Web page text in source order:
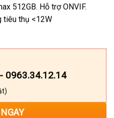
512GB. Hỗ trợ ONVIF.
tiêu thụ <12W
0963.34.12.14